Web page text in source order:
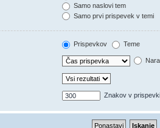
Samo naslovi tem
Samo prvi prispevek v temi
Prispevkov Teme
Znakov v